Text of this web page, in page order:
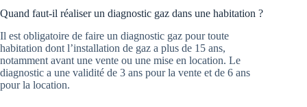
Quand faut-il réaliser un diagnostic gaz dans une habitation ?
Il est obligatoire de faire un diagnostic gaz pour toute
habitation dont l’installation de gaz a plus de 15 ans,
notamment avant une vente ou une mise en location. Le
diagnostic a une validité de 3 ans pour la vente et de 6 ans
pour la location.